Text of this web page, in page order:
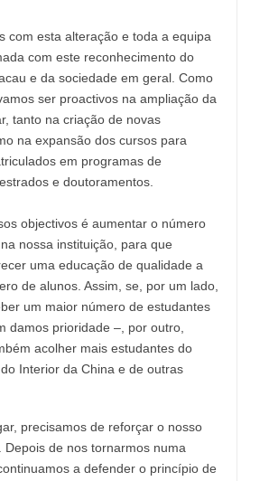
com esta alteração e toda a equipa
com este reconhecimento do
e da sociedade em geral. Como
ser proactivos na ampliação da
tanto na criação de novas
na expansão dos cursos para
em programas de
e doutoramentos.
objectivos é aumentar o número
nossa instituição, para que
uma educação de qualidade a
de alunos. Assim, se, por um lado,
um maior número de estudantes
damos prioridade –, por outro,
acolher mais estudantes do
Interior da China e de outras
precisamos de reforçar o nosso
Depois de nos tornarmos numa
a defender o princípio de